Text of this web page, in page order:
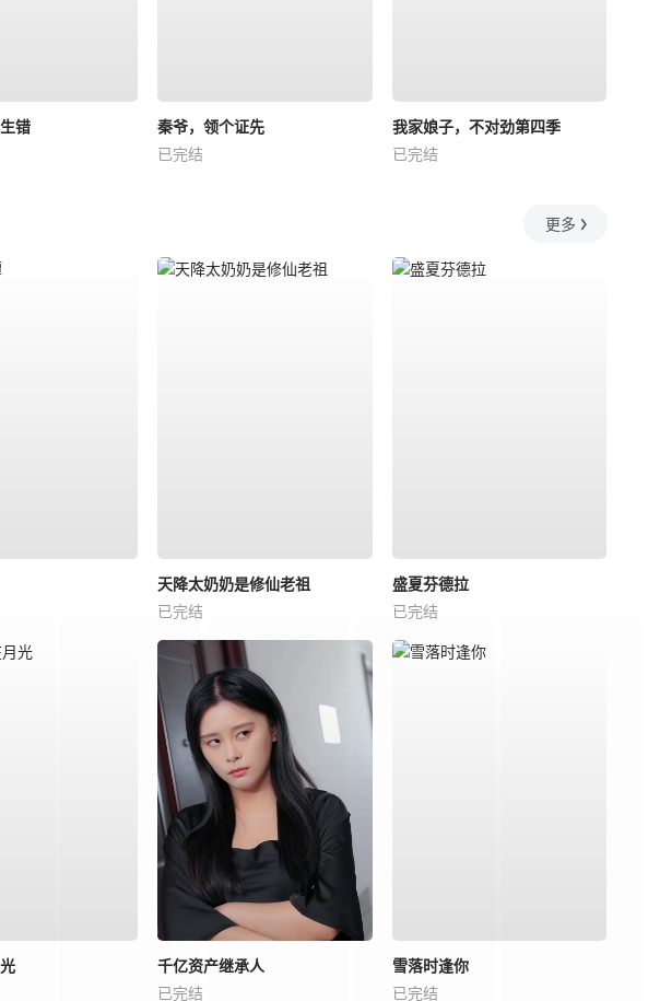
错
秦爷，领个证先
已完结
我家娘子，不对劲第四季
已完结
更多
天降太奶奶是修仙老祖
已完结
盛夏芬德拉
已完结
千亿资产继承人
已完结
雪落时逢你
已完结